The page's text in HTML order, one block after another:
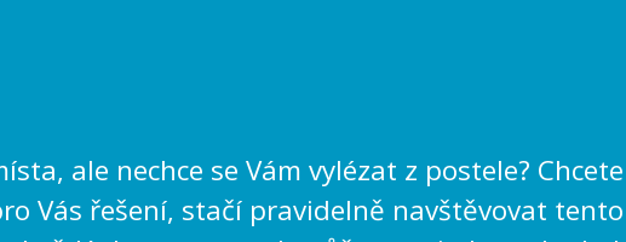
ale nechce se Vám vylézat z postele?
Vás řešení, stačí pravidelně navštěvovat